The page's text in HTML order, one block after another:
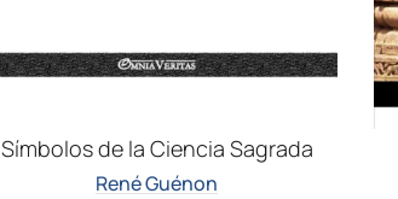
Símbolos de la Ciencia Sagrada
René Guénon